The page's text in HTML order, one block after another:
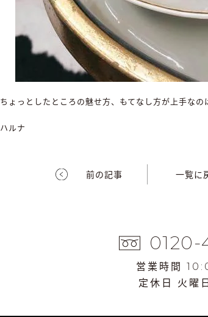
ちょっとしたところの魅せ方、もてなし方が上手なの
ハルナ
前の記事 一覧に
0120-
営業時間
定休日 火曜